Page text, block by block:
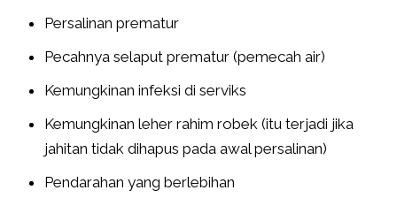
Persalinan prematur
Pecahnya selaput prematur (pemecah air)
Kemungkinan infeksi di serviks
Kemungkinan leher rahim robek (itu terjadi jika
jahitan tidak dihapus pada awal persalinan)
Pendarahan yang berlebihan